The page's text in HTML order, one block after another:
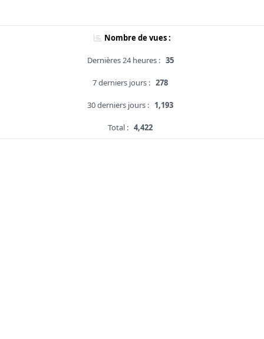
Nombre de vues :
Dernières 24 heures : 35
7 derniers jours : 278
30 derniers jours : 1,193
Total : 4,422